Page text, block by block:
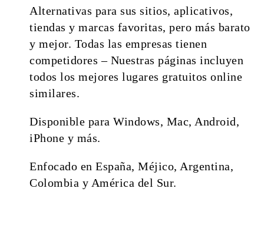
Alternativas para sus sitios, aplicativos,
tiendas y marcas favoritas, pero más barato
y mejor. Todas las empresas tienen
competidores – Nuestras páginas incluyen
todos los mejores lugares gratuitos online
similares.
Disponible para Windows, Mac, Android,
iPhone y más.
Enfocado en España, Méjico, Argentina,
Colombia y América del Sur.